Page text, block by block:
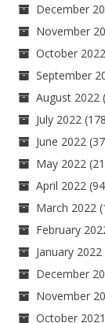
December
November
October 2022
September
August 2022
July 2022
June 2022
May 2022
April 2022
March 2022
February
January 2022
December
November
October 2021